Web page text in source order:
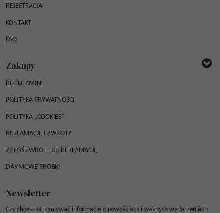
REJESTRACJA
KONTAKT
FAQ
Zakupy
REGULAMIN
POLITYKA PRYWATNOŚCI
POLITYKA „COOKIES”
REKLAMACJE I ZWROTY
ZGŁOŚ ZWROT LUB REKLAMACJĘ
DARMOWE PRÓBKI
Newsletter
Czy chcesz otrzymywać informacje o nowościach i ważnych wydarzeniach